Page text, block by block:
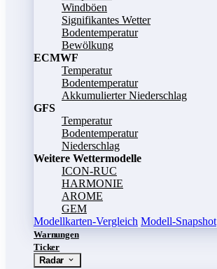
Windböen
Signifikantes Wetter
Bodentemperatur
Bewölkung
ECMWF
Temperatur
Bodentemperatur
Akkumulierter Niederschlag
GFS
Temperatur
Bodentemperatur
Niederschlag
Weitere Wettermodelle
ICON-RUC
HARMONIE
AROME
GEM
Modellkarten-Vergleich Modell-Snapshot
Warnungen
Ticker
Radar